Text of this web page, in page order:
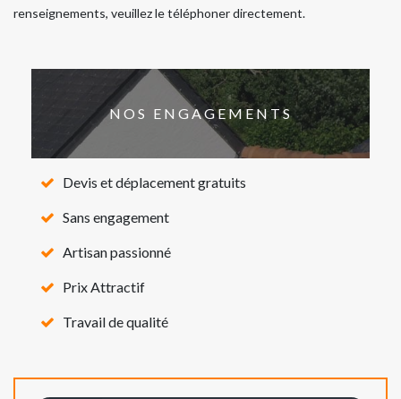
renseignements, veuillez le téléphoner directement.
NOS ENGAGEMENTS
Devis et déplacement gratuits
Sans engagement
Artisan passionné
Prix Attractif
Travail de qualité